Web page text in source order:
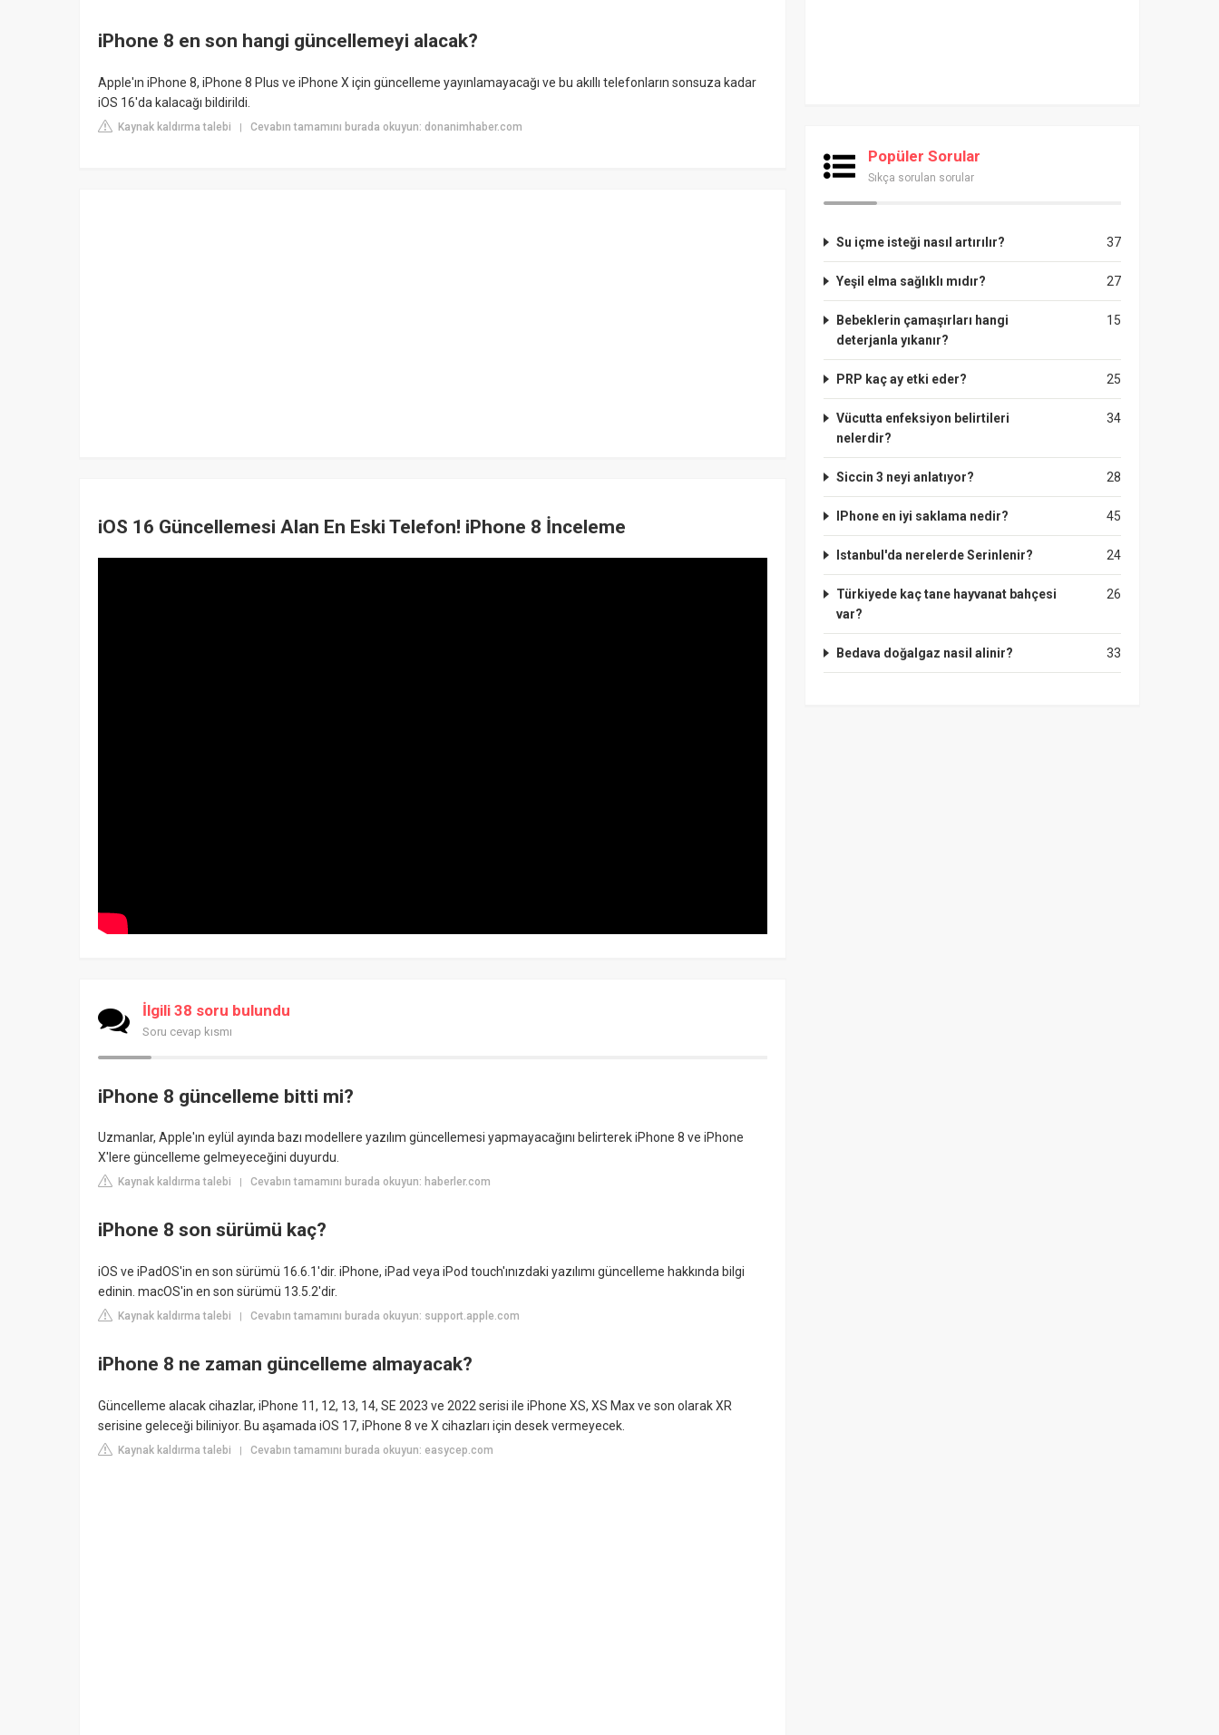
iPhone 8 en son hangi güncellemeyi alacak?
Apple'ın iPhone 8, iPhone 8 Plus ve iPhone X için güncelleme yayınlamayacağı ve bu akıllı telefonların sonsuza kadar
iOS 16'da kalacağı bildirildi.
Kaynak kaldırma talebi | Cevabın tamamını burada okuyun: donanimhaber.com
iOS 16 Güncellemesi Alan En Eski Telefon! iPhone 8 İnceleme
İlgili 38 soru bulundu
Soru cevap kısmı
iPhone 8 güncelleme bitti mi?
Uzmanlar, Apple'ın eylül ayında bazı modellere yazılım güncellemesi yapmayacağını belirterek iPhone 8 ve iPhone
X'lere güncelleme gelmeyeceğini duyurdu.
Kaynak kaldırma talebi | Cevabın tamamını burada okuyun: haberler.com
iPhone 8 son sürümü kaç?
iOS ve iPadOS'in en son sürümü 16.6.1'dir. iPhone, iPad veya iPod touch'ınızdaki yazılımı güncelleme hakkında bilgi
edinin. macOS'in en son sürümü 13.5.2'dir.
Kaynak kaldırma talebi | Cevabın tamamını burada okuyun: support.apple.com
iPhone 8 ne zaman güncelleme almayacak?
Güncelleme alacak cihazlar, iPhone 11, 12, 13, 14, SE 2023 ve 2022 serisi ile iPhone XS, XS Max ve son olarak XR
serisine geleceği biliniyor. Bu aşamada iOS 17, iPhone 8 ve X cihazları için desek vermeyecek.
Kaynak kaldırma talebi | Cevabın tamamını burada okuyun: easycep.com
Popüler Sorular
Sıkça sorulan sorular
37
Su içme isteği nasıl artırılır?
27
Yeşil elma sağlıklı mıdır?
15
Bebeklerin çamaşırları hangi
deterjanla yıkanır?
25
PRP kaç ay etki eder?
34
Vücutta enfeksiyon belirtileri
nelerdir?
28
Siccin 3 neyi anlatıyor?
45
IPhone en iyi saklama nedir?
24
Istanbul'da nerelerde Serinlenir?
26
Türkiyede kaç tane hayvanat bahçesi
var?
33
Bedava doğalgaz nasil alinir?